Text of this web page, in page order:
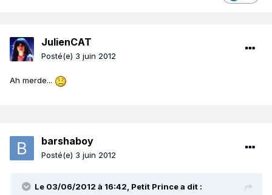
JulienCAT
Posté(e) 3 juin 2012
Ah merde...
barshaboy
Posté(e) 3 juin 2012
Le 03/06/2012 à 16:42, Petit Prince a dit :